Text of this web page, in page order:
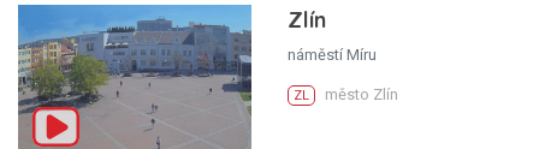
Zlín
náměstí Míru
ZL město Zlín